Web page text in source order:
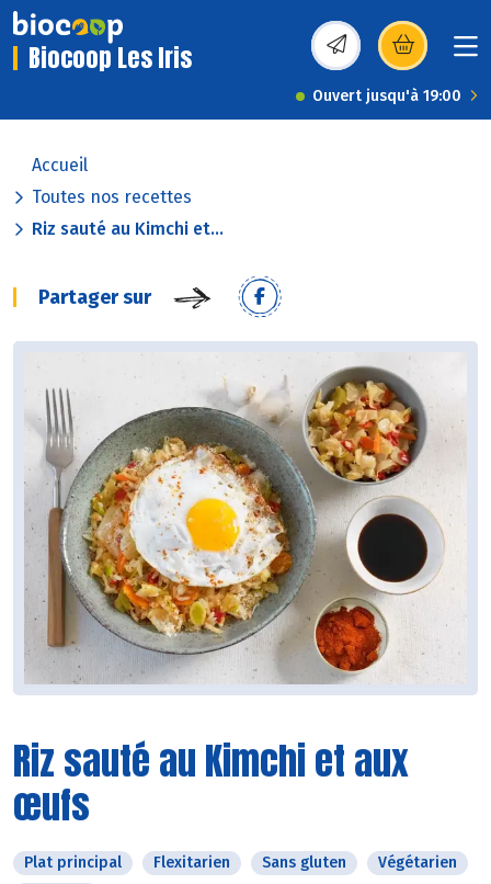
Biocoop Les Iris (s’ouvre dans une
Ouvert jusqu'à 19:00
Accueil
Toutes nos recettes
Riz sauté au Kimchi et...
Partager sur
Riz sauté au Kimchi et aux
œufs
Plat principal Flexitarien Sans gluten
Végétarien